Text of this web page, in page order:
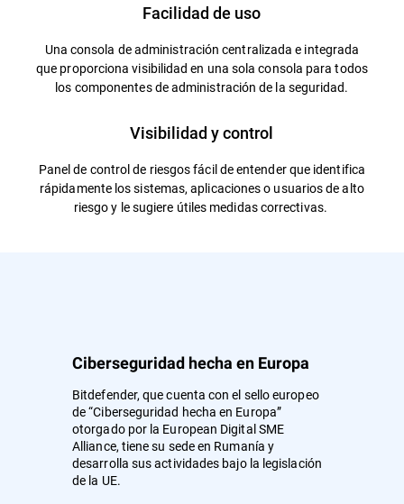
Facilidad de uso
Una consola de administración centralizada e integrada
que proporciona visibilidad en una sola consola para todos
los componentes de administración de la seguridad.
Visibilidad y control
Panel de control de riesgos fácil de entender que identifica
rápidamente los sistemas, aplicaciones o usuarios de alto
riesgo y le sugiere útiles medidas correctivas.
Ciberseguridad hecha en Europa
Bitdefender, que cuenta con el sello europeo
de “Ciberseguridad hecha en Europa”
otorgado por la European Digital SME
Alliance, tiene su sede en Rumanía y
desarrolla sus actividades bajo la legislación
de la UE.